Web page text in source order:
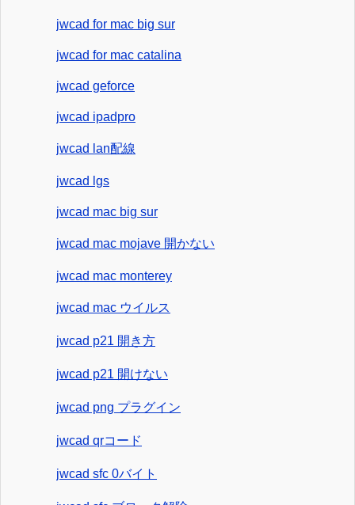
jwcad for mac big sur
jwcad for mac catalina
jwcad geforce
jwcad ipadpro
jwcad lan配線
jwcad lgs
jwcad mac big sur
jwcad mac mojave 開かない
jwcad mac monterey
jwcad mac ウイルス
jwcad p21 開き方
jwcad p21 開けない
jwcad png プラグイン
jwcad qrコード
jwcad sfc 0バイト